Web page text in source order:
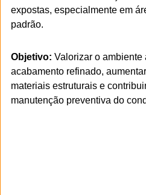
expostas, especialmente em
padrão.
Objetivo: Valorizar o ambiente
acabamento refinado,
materiais estruturais e
manutenção preventiva do